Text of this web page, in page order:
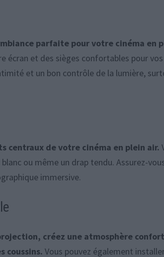
parfaite pour votre cinéma en
et des sièges confortables pour
et un bon contrôle de la lumière,
centraux de votre cinéma en plein air.
ou même un drap tendu. Assurez-
immersive.
créez une atmosphère
coussins. Vous pouvez également